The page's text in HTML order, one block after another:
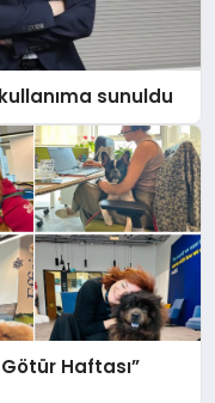
sunuldu
Haftası”